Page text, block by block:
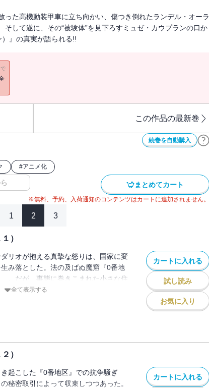
った高機動装甲車に立ち向かい、傷つき倒れたランデル・オーラ
して遂に、その“被験体”を見下ろすミュゼ・カウプランの口か
』の真実が語られる!!
この作品の最新巻
続巻を自動購入
#アニメ化
まとめてカート
※無料、予約、入荷通知のコンテンツはカートに追加されません。
1 2 3
）
リオが抱える真摯な怒りは、国家に変
み落とした。法の及ばぬ魔窟『0番地
。だが、事態に巻きこまれた小さな住
してその姿に、求めていた“答え”を見
全て表示する
カートに入れる
試し読み
お気に入り
）
起こした『0番地区』での抗争騒ぎ
秘密取引によって収束しつつあった。
カートに入れる